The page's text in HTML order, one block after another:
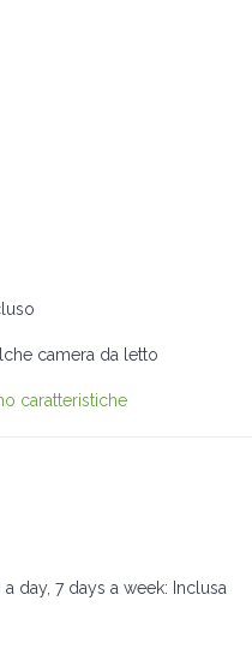
camera da letto
caratteristiche
day, 7 days a week: Inclusa